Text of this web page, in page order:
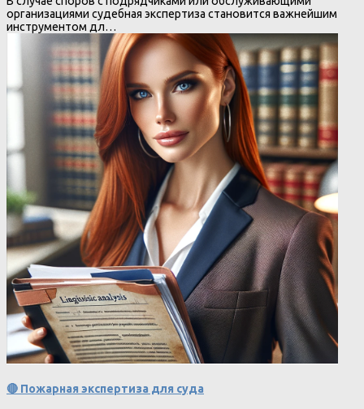
организациями судебная экспертиза становится важнейшим
инструментом дл…
🔴 Пожарная экспертиза для суда